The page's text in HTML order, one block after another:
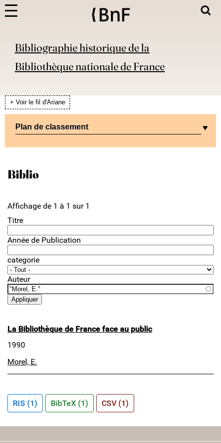
Bibliographie historique de la
Bibliothèque nationale de France
+ Voir le fil d'Ariane
Plan de classement
Biblio
Affichage de 1 à 1 sur 1
Titre
Année de Publication
categorie
Auteur
La Bibliothèque de France face au public
1990
Morel, E.
RIS (1) BibTeX (1) CSV (1)